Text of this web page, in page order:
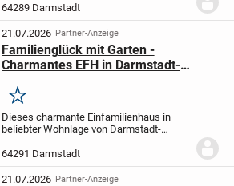
attraktiver Waldrandlage im beliebten
Darmstädter Stadtteil
Arheilgen/Kranichstein. Auf einem rund
712 m²...
64289 Darmstadt
21.07.2026 Partner-Anzeige
Familienglück mit Garten -
Charmantes EFH in Darmstadt-
Merken
Dieses charmante Einfamilienhaus in
beliebter Wohnlage von Darmstadt-
Gelegenheit, sich den Traum vom eigenen
Zuhause mit großem
Gestaltungspotenzial zu erfüllen....
64291 Darmstadt
21.07.2026 Partner-Anzeige